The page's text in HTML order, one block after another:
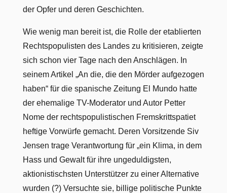
der Opfer und deren Geschichten.
Wie wenig man bereit ist, die Rolle der etablierten
Rechtspopulisten des Landes zu kritisieren, zeigte
sich schon vier Tage nach den Anschlägen. In
seinem Artikel „An die, die den Mörder aufgezogen
haben“ für die spanische Zeitung El Mundo hatte
der ehemalige TV-Moderator und Autor Petter
Nome der rechtspopulistischen Fremskrittspatiet
heftige Vorwürfe gemacht. Deren Vorsitzende Siv
Jensen trage Verantwortung für „ein Klima, in dem
Hass und Gewalt für ihre ungeduldigsten,
aktionistischsten Unterstützer zu einer Alternative
wurden (?) Versuchte sie, billige politische Punkte